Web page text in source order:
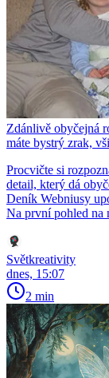
Zdánlivě obyčejná
máte bystrý zrak,
Procvičte si
detail, který dá
Deník Webniusy
Na první pohled na
Světkreativity
dnes, 15:07
2 min